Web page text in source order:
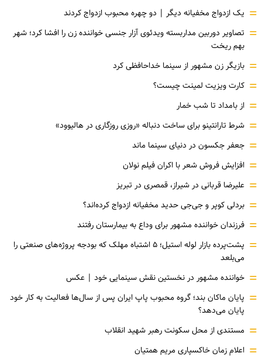
= یک ازدواج مخفیانه دیگر | دو چهره محبوب ازدواج کردند
= تصاویر دوربین مداربسته ویدئوی آزار جنسی خواننده زن را افشا کرد؛ شهر
بهم ریخت
= بازیگر زن مشهور از سینما خداحافظی کرد
= کارت ویزیت لمینت چیست؟
= از بامداد تا شب خمار
= شرط تارانتینو برای ساخت دنباله «روزی روزگاری در هالیوود»
= جعفر جکسون در دنیای سینما ماند
= افزایش فروش شعر با اکران فیلم نولان
= علیرضا قربانی در شیراز، قمصری در تبریز
= بردلی کوپر و جی‌جی حدید مخفیانه ازدواج کرده‌اند؟
= فرزندان خواننده مشهور برای وداع به بیمارستان رفتند
=
پشت‌پرده بازار لوله استیل؛ ۵ اشتباه مهلک که بودجه پروژه‌های صنعتی را
می‌بلعد
= خواننده مشهور در نخستین نقش سینمایی خود |‌ عکس
= پایان ماکان بند؛ گروه محبوب پاپ ایران پس از سال‌ها فعالیت به کار خود
پایان می‌دهد؟
= مستندی از محل سکونت رهبر شهید انقلاب
= اعلام زمان خاکسپاری مریم همتیان